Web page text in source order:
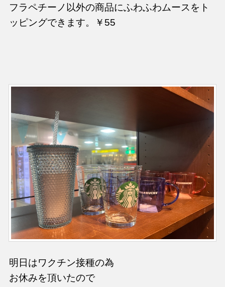
フラペチーノ以外の商品にふわふわムースをト
ッピングできます。￥55
明日はワクチン接種の為
お休みを頂いたので